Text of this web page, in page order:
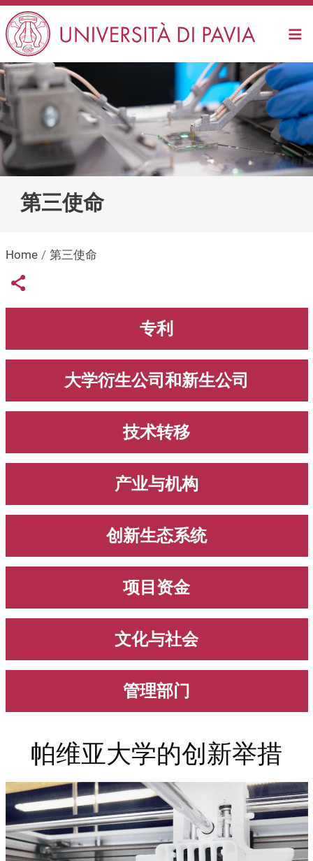
Salta al contenuto principale
第三使命
Home 第三使命
Links condivisione social
Share button
专利
大学衍生公司和新生公司
技术转移
产业与机构
创新生态系统
项目资金
文化与社会
管理部门
帕维亚大学的创新举措
Immagine
Immagine